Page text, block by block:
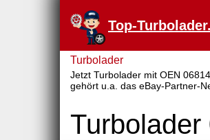
Top-
Turbolader
Jetzt Turbolader mit OEN
gehört u.a. das eBay-Partner-
Turbolader